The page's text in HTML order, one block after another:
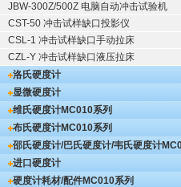
JBW-300Z/500Z 电脑自动冲击试验机
CST-50 冲击试样缺口投影仪
CSL-1 冲击试样缺口手动拉床
CZL-Y 冲击试样缺口液压拉床
洛氏硬度计
显微硬度计
维氏硬度计MC010系列
布氏硬度计MC010系列
邵氏硬度计/巴氏硬度计/韦氏硬度计
进口硬度计
硬度计耗材/配件MC010系列